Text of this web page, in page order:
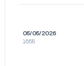
05/05/2026
16:55